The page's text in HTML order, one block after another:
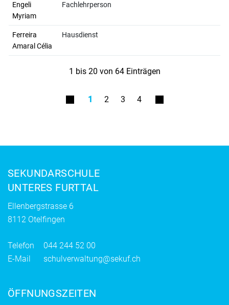
Engeli
Myriam
Fachlehrperson
Ferreira
Amaral Célia
Hausdienst
1 bis 20 von 64 Einträgen
1 2 3 4
Fusszeile
SEKUNDARSCHULE
UNTERES FURTTAL
Ellenbergstrasse 6
8112 Otelfingen
Telefon
044 244 52 00
E-Mail
schulverwaltung@sekuf.ch
ÖFFNUNGSZEITEN